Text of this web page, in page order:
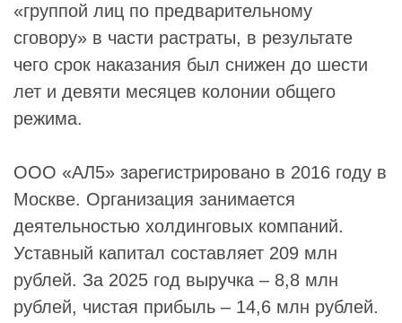
«группой лиц по предварительному
сговору» в части растраты, в результате
чего срок наказания был снижен до шести
лет и девяти месяцев колонии общего
режима.
ООО «АЛ5» зарегистрировано в 2016 году в
Москве. Организация занимается
деятельностью холдинговых компаний.
Уставный капитал составляет 209 млн
рублей. За 2025 год выручка – 8,8 млн
рублей, чистая прибыль – 14,6 млн рублей.